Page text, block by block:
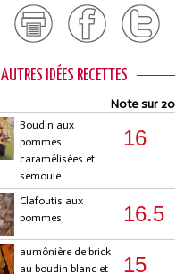
AUTRES IDÉES RECETTES
Note sur 20
Boudin aux
pommes
caramélisées et
semoule
16
Clafoutis aux
pommes
16.5
aumônière de brick
au boudin blanc et
15